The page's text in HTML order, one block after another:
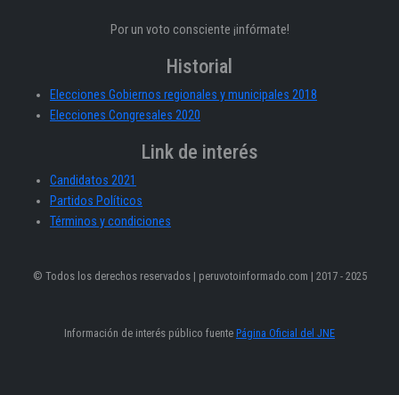
Por un voto consciente ¡infórmate!
Historial
Elecciones Gobiernos regionales y municipales 2018
Elecciones Congresales 2020
Link de interés
Candidatos 2021
Partidos Políticos
Términos y condiciones
© Todos los derechos reservados | peruvotoinformado.com | 2017 - 2025
Información de interés público fuente Página Oficial del JNE